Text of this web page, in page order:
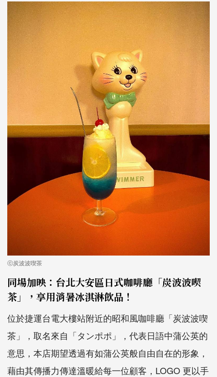
ⓒ炭波波喫茶
同場加映：台北大安區日式咖啡廳「炭波波喫
茶」，享用消暑冰淇淋飲品！
位於捷運台電大樓站附近的昭和風咖啡廳「炭波波喫
茶」，取名來自「タンポポ」，代表日語中蒲公英的
意思，本店期望透過有如蒲公英般自由自在的形象，
藉由其傳播力傳達溫暖給每一位顧客，LOGO 更以手